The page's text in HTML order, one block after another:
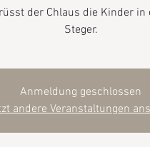
der Chlaus die Kinder
Steger.
Anmeldung geschlossen
andere Veranstaltungen